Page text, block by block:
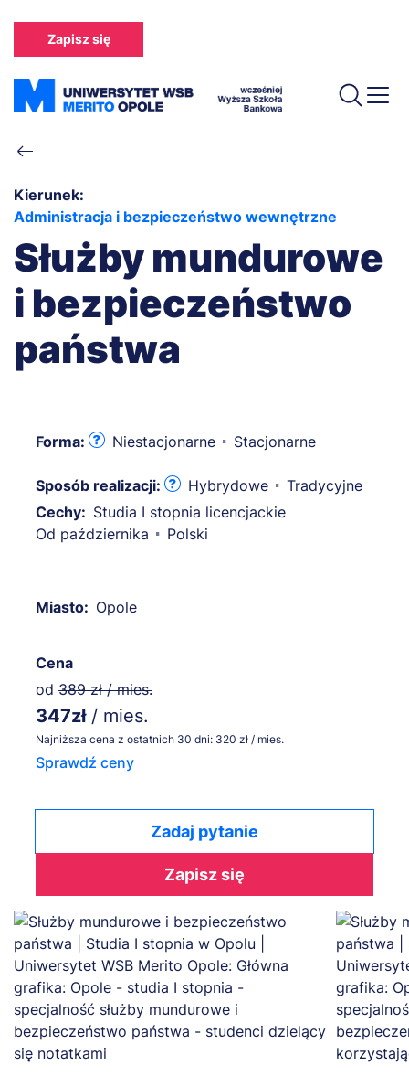
treści
Zapisz się
Ścieżka
nawigacyjna
Kierunek:
Administracja i bezpieczeństwo wewnętrzne
Służby mundurowe
i bezpieczeństwo
państwa
Forma: Niestacjonarne Stacjonarne
Sposób realizacji: Hybrydowe
Tradycyjne
Cechy: Studia I stopnia licencjackie
Od października
Polski
Miasto: Opole
Cena
od 389 zł / mies.
347zł / mies.
Najniższa cena z ostatnich 30 dni: 320 zł / mies.
Sprawdź ceny
Zadaj pytanie
Zapisz się